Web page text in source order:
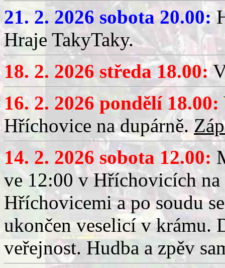
21. 2. 2026 sobota 20.00:
Hraje TakyTaky.
18. 2. 2026 středa 18.00:
16. 2. 2026 pondělí 18.00:
Hříchovice na dupárně.
14. 2. 2026 sobota 12.00:
ve 12:00 v Hříchovicích
Hříchovicemi a po soudu
ukončen veselicí v krámu.
veřejnost. Hudba a zpěv